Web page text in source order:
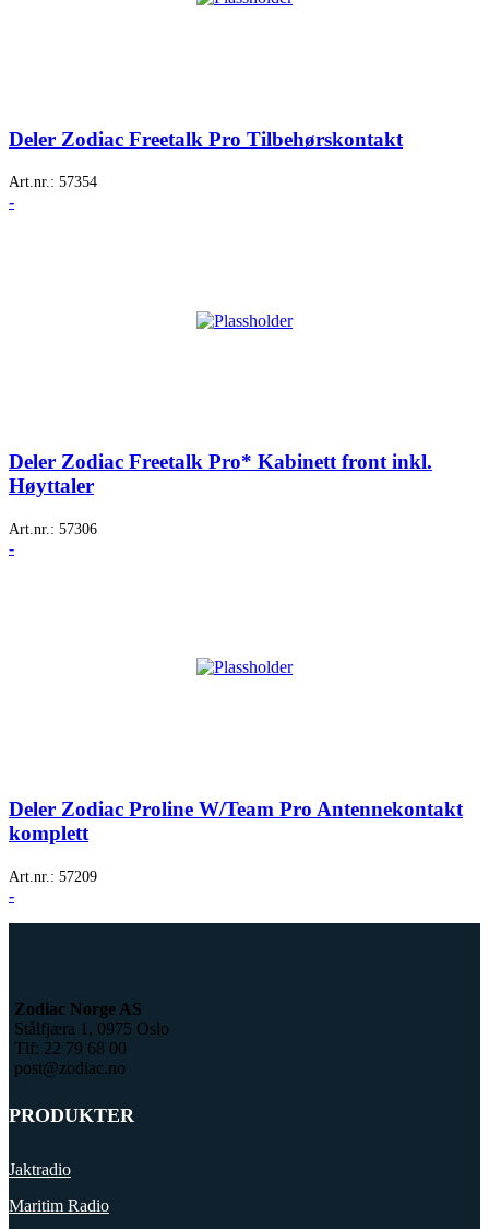
Deler Zodiac Freetalk Pro Tilbehørskontakt
Art.nr.: 57354
-
Deler Zodiac Freetalk Pro* Kabinett front inkl.
Høyttaler
Art.nr.: 57306
-
Deler Zodiac Proline W/Team Pro Antennekontakt
komplett
Art.nr.: 57209
-
Zodiac Norge AS
Stålfjæra 1, 0975 Oslo
Tlf: 22 79 68 00
post@zodiac.no
PRODUKTER
Jaktradio
Maritim Radio